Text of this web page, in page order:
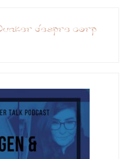
despre corp